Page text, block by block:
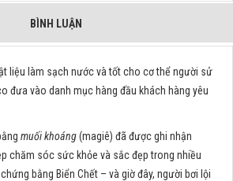
BÌNH LUẬN
liệu làm sạch nước và tốt cho cơ thể người sử
đưa vào danh mục hàng đầu khách hàng yêu
muối khoáng(magiê) đã được ghi nhận
chăm sóc sức khỏe và sắc đẹp trong nhiều
bằng Biển Chết – và giờ đây, người bơi lội